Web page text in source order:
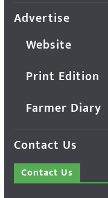
Advertise
Website
Print Edition
Farmer Diary
Contact Us
Contact Us